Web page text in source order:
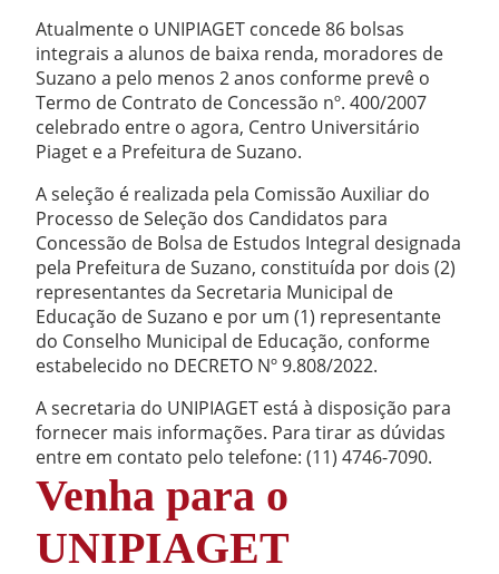
Atualmente o UNIPIAGET concede 86 bolsas
integrais a alunos de baixa renda, moradores de
Suzano a pelo menos 2 anos conforme prevê o
Termo de Contrato de Concessão nº. 400/2007
celebrado entre o agora, Centro Universitário
Piaget e a Prefeitura de Suzano.
A seleção é realizada pela Comissão Auxiliar do
Processo de Seleção dos Candidatos para
Concessão de Bolsa de Estudos Integral designada
pela Prefeitura de Suzano, constituída por dois (2)
representantes da Secretaria Municipal de
Educação de Suzano e por um (1) representante
do Conselho Municipal de Educação, conforme
estabelecido no DECRETO Nº 9.808/2022.
A secretaria do UNIPIAGET está à disposição para
fornecer mais informações. Para tirar as dúvidas
entre em contato pelo telefone: (11) 4746-7090.
Venha para o
UNIPIAGET